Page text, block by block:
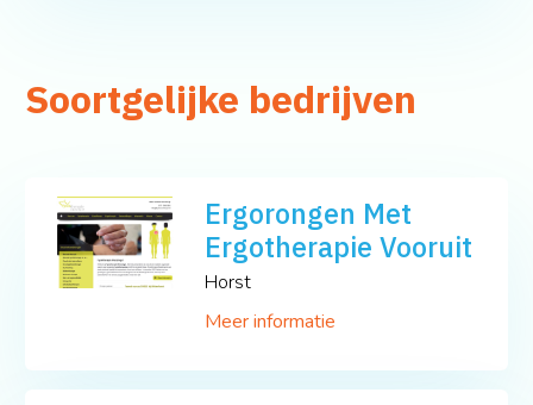
Soortgelijke bedrijven
Ergorongen Met
Ergotherapie Vooruit
Horst
Meer informatie